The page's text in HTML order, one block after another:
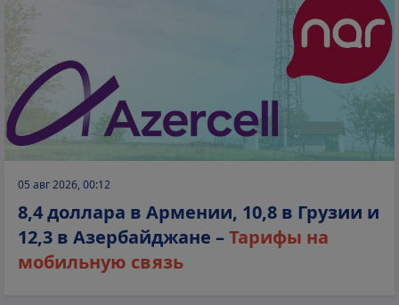
05 авг 2026, 00:12
8,4 доллара в Армении, 10,8 в Грузии и
12,3 в Азербайджане –Тарифы на
мобильную связь